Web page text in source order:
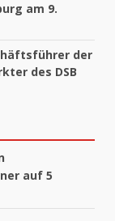
am 9.
der
des DSB
auf 5